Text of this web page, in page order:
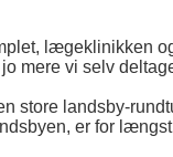
lægeklinikken
mere vi selv
store landsby-
er for